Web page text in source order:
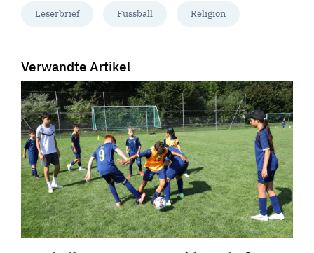
Leserbrief Fussball Religion
Verwandte Artikel